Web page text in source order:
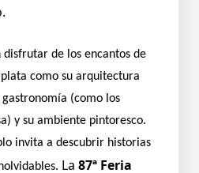
disfrutar de los encantos de
como su arquitectura
(como los
y su ambiente pintoresco.
invita a descubrir historias
La 87ª Feria